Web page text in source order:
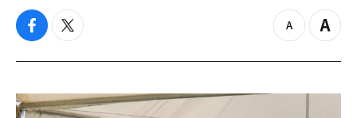
f
c
b
o
t
i
t
e
z
o
o
Z
o
i